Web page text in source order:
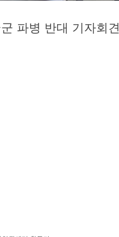
파병 반대 기자회견